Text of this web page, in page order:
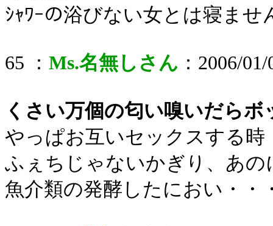
ｼｬﾜｰの浴びない女とは寝ませ
65 ： Ms.名無しさん ：2006/
くさい万個の匂い嗅いだらボ
やっぱお互いセックスする
ふぇちじゃないかぎり、あ
魚介類の発酵したにおい・・